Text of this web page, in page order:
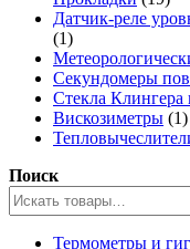
Датчик-реле
11
товар
Секундомеры
Стекла Клингера
Вискозиметры 11
Поиск
Термометры и